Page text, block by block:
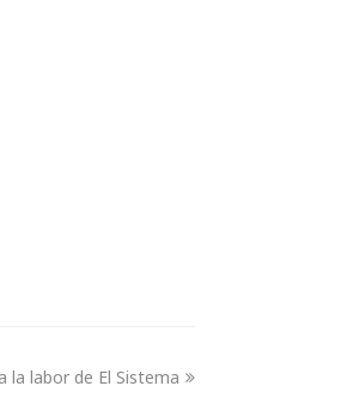
la labor de El Sistema